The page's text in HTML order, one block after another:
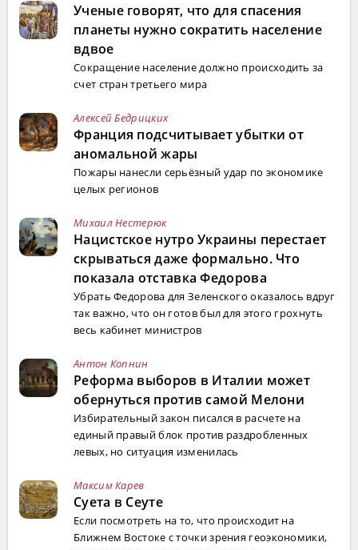
Ученые говорят, что для спасения
планеты нужно сократить население
вдвое
Сокращение население должно происходить за
счет стран третьего мира
Алексей Бедрицких
Франция подсчитывает убытки от
аномальной жары
Пожары нанесли серьёзный удар по экономике
целых регионов
Михаил Нестерюк
Нацистское нутро Украины перестает
скрываться даже формально. Что
показала отставка Федорова
Убрать Федорова для Зеленского оказалось вдруг
так важно, что он готов был для этого грохнуть
весь кабинет министров
Антон Копнин
Реформа выборов в Италии может
обернуться против самой Мелони
Избирательный закон писался в расчете на
единый правый блок против раздробленных
левых, но ситуация изменилась
Максим Карев
Суета в Сеуте
Если посмотреть на то, что происходит на
Ближнем Востоке с точки зрения геоэкономики,